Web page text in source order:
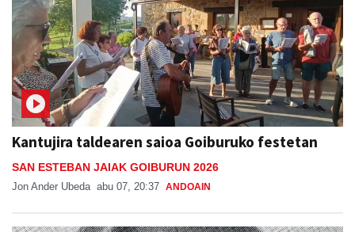
Kantujira taldearen saioa Goiburuko festetan
SAN ESTEBAN JAIAK GOIBURUN 2026
Jon Ander Ubeda abu 07, 20:37 ANDOAIN